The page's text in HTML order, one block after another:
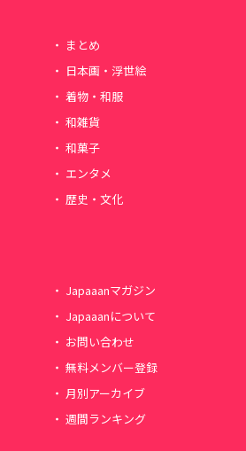
まとめ
日本画・浮世絵
着物・和服
和雑貨
和菓子
エンタメ
歴史・文化
Japaaanマガジン
Japaaanについて
お問い合わせ
無料メンバー登録
月別アーカイブ
週間ランキング